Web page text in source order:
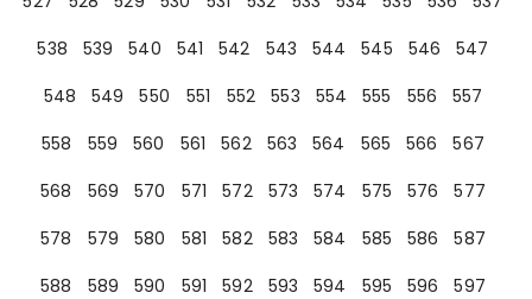
538
539 540 541 542 543 544 545 546
547
548
549 550 551 552 553 554 555 556
557
558
559 560 561 562 563 564 565 566
567
568
569 570 571 572 573 574 575 576
577
578
579 580 581 582 583 584 585 586
587
588
589 590 591 592 593 594 595 596
597